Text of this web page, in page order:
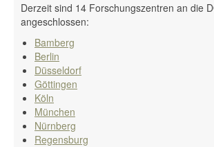
Derzeit sind 14 Forschungszentren an die
angeschlossen:
Bamberg
Berlin
Düsseldorf
Göttingen
Köln
München
Nürnberg
Regensburg